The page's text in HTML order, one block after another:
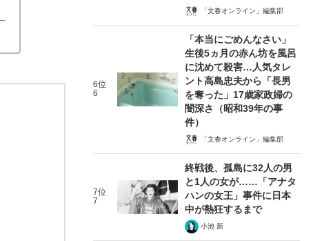
「文春オンライン」編集部
6位
6
「本当にごめんなさい」
生後5ヵ月の赤ん坊を風呂
に沈めて殺害…人気タレ
ント高島忠夫から「長男
を奪った」17歳家政婦の
闇深さ（昭和39年の事
件）
「文春オンライン」編集部
7位
7
終戦後、孤島に32人の男
と1人の女が……「アナタ
ハンの女王」事件に日本
中が熱狂するまで
小池 新